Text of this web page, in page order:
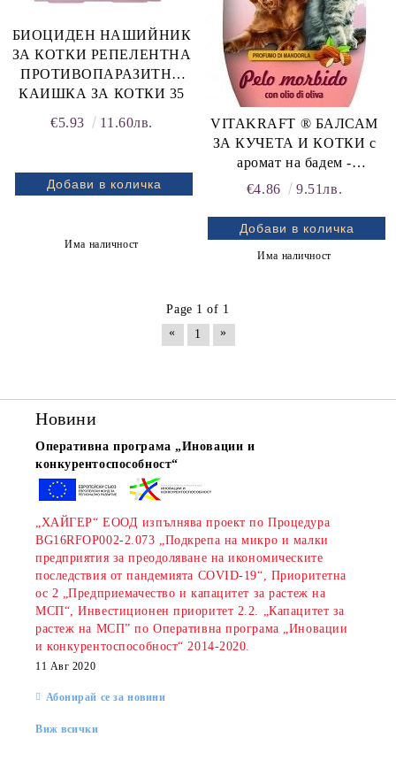
БИОЦИДЕН НАШИЙНИК
ЗА КОТКИ РЕПЕЛЕНТНА
ПРОТИВОПАРАЗИТНА
КАИШКА ЗА КОТКИ 35
см
€5.93 11.60лв.
Има наличност
VITAKRAFT ® БАЛСАМ
ЗА КУЧЕТА И КОТКИ с
аромат на бадем -
Професионална линия! 250
€4.86 9.51лв.
Има наличност
Page 1 of 1
«
1 »
Новини
Оперативна програма „Иновации и
конкурентоспособност“
„ХАЙГЕР“ ЕООД изпълнява проект по Процедура
BG16RFOP002-2.073 „Подкрепа на микро и малки
предприятия за преодоляване на икономическите
последствия от пандемията COVID-19“, Приоритетна
ос 2 „Предприемачество и капацитет за растеж на
МСП“, Инвестиционен приоритет 2.2. „Капацитет за
растеж на МСП” по Оперативна програма „Иновации
и конкурентоспособност“ 2014-2020.
11 Авг 2020
Абонирай се за новини
Виж всички